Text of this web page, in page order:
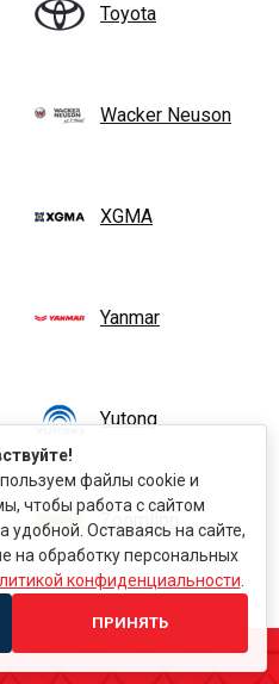
Toyota
Wacker Neuson
XGMA
Yanmar
Yutong
файлы cookie и
чтобы работа с сайтом
Оставаясь на сайте,
на обработку персональных
конфиденциальности
ПРИНЯТЬ